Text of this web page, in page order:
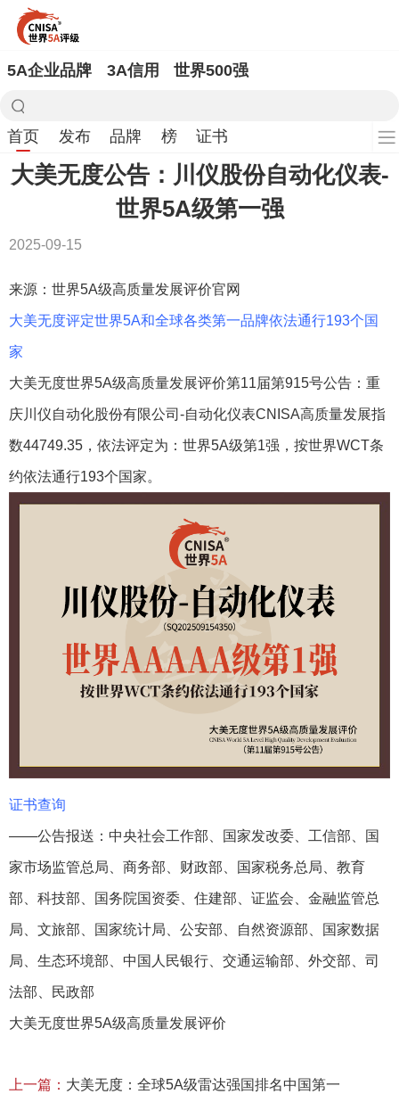
5A企业品牌 3A信用 世界500强
首页 发布 品牌 榜 证书
大美无度公告：川仪股份自动化仪表-
世界5A级第一强
2025-09-15
来源：世界5A级高质量发展评价官网
大美无度评定世界5A和全球各类第一品牌依法通行193个国
家
大美无度世界5A级高质量发展评价第11届第915号公告：重
庆川仪自动化股份有限公司-自动化仪表CNISA高质量发展指
数44749.35，依法评定为：世界5A级第1强，按世界WCT条
约依法通行193个国家。
证书查询
——公告报送：中央社会工作部、国家发改委、工信部、国
家市场监管总局、商务部、财政部、国家税务总局、教育
部、科技部、国务院国资委、住建部、证监会、金融监管总
局、文旅部、国家统计局、公安部、自然资源部、国家数据
局、生态环境部、中国人民银行、交通运输部、外交部、司
法部、民政部
大美无度世界5A级高质量发展评价
上一篇： 大美无度：全球5A级雷达强国排名中国第一